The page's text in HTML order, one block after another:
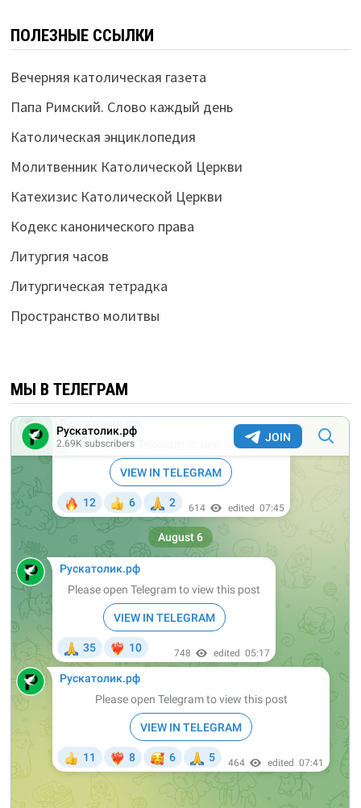
ПОЛЕЗНЫЕ ССЫЛКИ
Вечерняя католическая газета
Папа Римский. Слово каждый день
Католическая энциклопедия
Молитвенник Католической Церкви
Катехизис Католической Церкви
Кодекс канонического права
Литургия часов
Литургическая тетрадка
Пространство молитвы
МЫ В ТЕЛЕГРАМ